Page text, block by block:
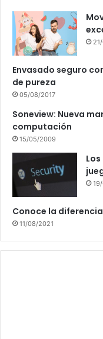
Envasado seguro
de pureza
05/08/2017
Soneview: Nueva
computación
15/05/2009
Conoce la
11/08/2021